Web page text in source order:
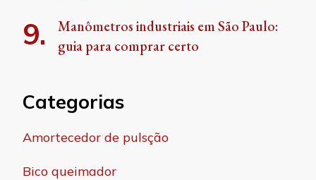
Manômetros industriais em São Paulo:
guia para comprar certo
Categorias
Amortecedor de pulsção
Bico queimador